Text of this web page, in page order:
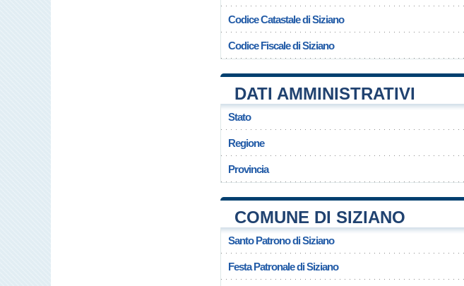
Codice Catastale di Siziano
Codice Fiscale di Siziano
DATI AMMINISTRATIVI
Stato
Regione
Provincia
COMUNE DI SIZIANO
Santo Patrono di Siziano
Festa Patronale di Siziano